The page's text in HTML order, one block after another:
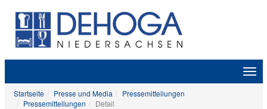
Startseite
Presse und Media
Pressemitteilungen
Pressemitteilungen
Detail